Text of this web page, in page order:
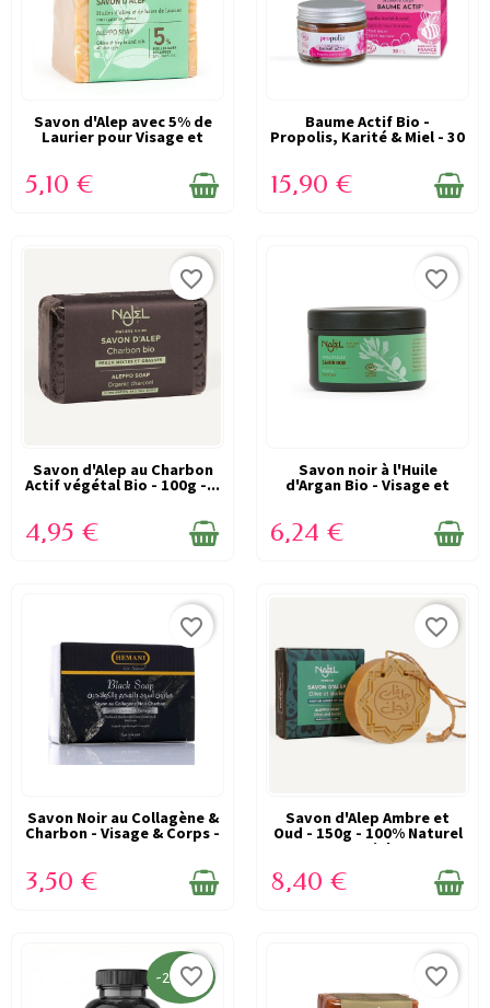
EN STOCK
Savon d'Alep avec 5% de
Laurier pour Visage et
Corps -...
5,10 €
EN STOCK
Baume Actif Bio -
Propolis, Karité & Miel - 30
ml - Propolia
15,90 €
EN STOCK
favorite_border
Savon d'Alep au Charbon
Actif végétal Bio - 100g -...
4,95 €
EN STOCK
favorite_border
Savon noir à l'Huile
d'Argan Bio - Visage et
6,24 €
EN STOCK
favorite_border
Savon Noir au Collagène &
Charbon - Visage & Corps -
3,50 €
EN STOCK
favorite_border
Savon d'Alep Ambre et
Oud - 150g - 100% Naturel
- Najel
8,40 €
-2,00 €
favorite_border favorite_border